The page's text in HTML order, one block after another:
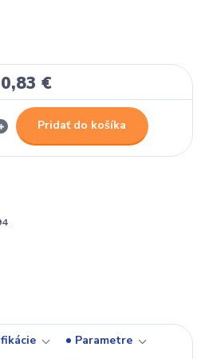
0,83 €
Pridať do košíka
Parametre